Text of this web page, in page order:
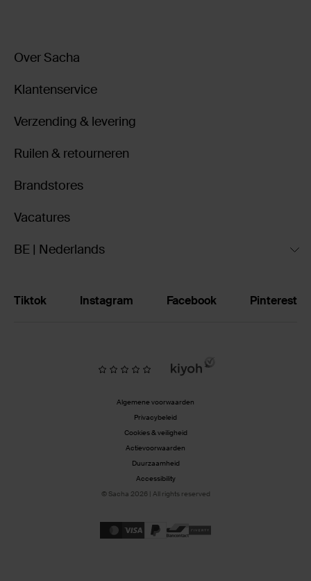
Over Sacha
Klantenservice
Verzending & levering
Ruilen & retourneren
Brandstores
Vacatures
BE | Nederlands
Tiktok Instagram Facebook Pinterest
Algemene voorwaarden
Privacybeleid
Cookies & veiligheid
Actievoorwaarden
Duurzaamheid
Accessibility
© Sacha 2026 | All rights reserved